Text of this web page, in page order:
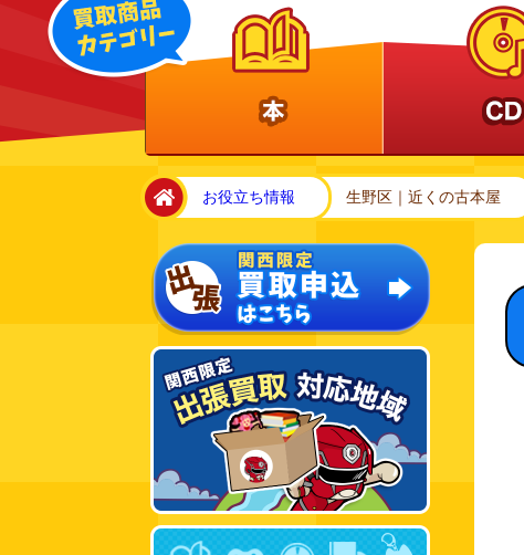
homeお役立ち情報 生野区｜近くの古本屋